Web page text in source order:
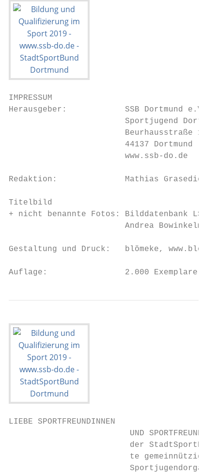
IMPRESSUM
Herausgeber:            SSB Dortmund e.V.
Sportjugend
Beurhausstraße 16-
                        44137 Dortmund
                        www.ssb-do.de
Redaktion:              Mathias Grasediek,
Titelbild
+ nicht benannte Fotos: Bilddatenbank LSB
Andrea
Gestaltung und Druck:   blömeke,
Auflage:                2.000 Exemplare,
LIEBE SPORTFREUNDINNEN
                         UND SPORTFREUNDE,
der
te gemeinnützige